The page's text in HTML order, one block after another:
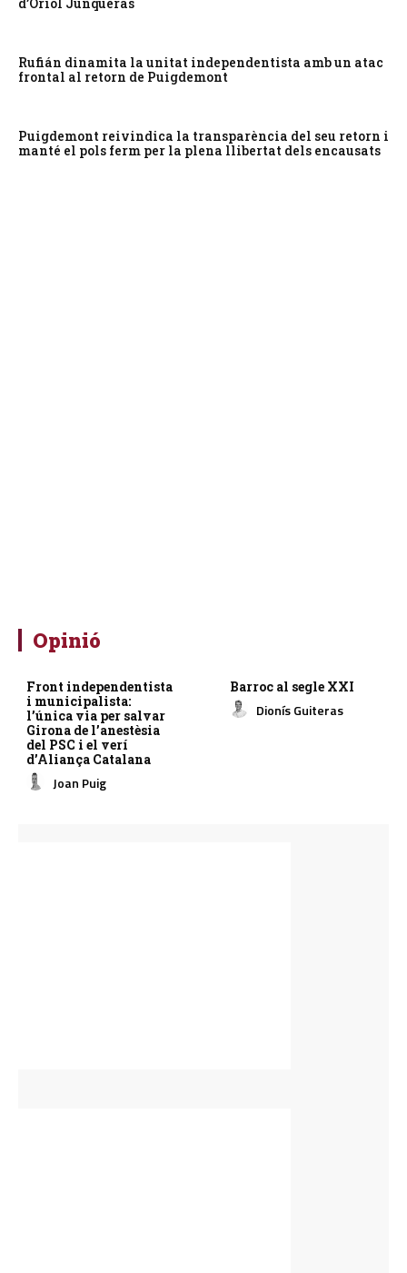
Rufián dinamita la unitat independentista amb un atac
frontal al retorn de Puigdemont
Puigdemont reivindica la transparència del seu retorn i
manté el pols ferm per la plena llibertat dels encausats
Opinió
Front independentista
i municipalista:
l’única via per salvar
Girona de l’anestèsia
del PSC i el verí
d’Aliança Catalana
Joan Puig
Barroc al segle XXI
Dionís Guiteras